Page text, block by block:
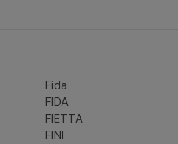
Fida
FIDA
FIETTA
FINI